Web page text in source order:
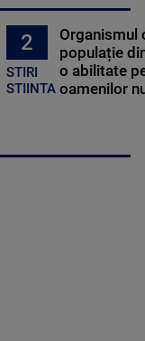
2
STIRI
STIINTA
Organismul
populație
o abilitate
oamenilor